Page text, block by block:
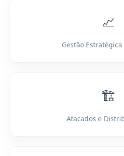
📈
Gestão
🏗️
Atacados e